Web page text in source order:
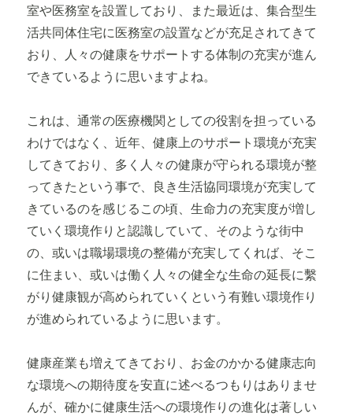
室や医務室を設置しており、また最近は、集合型生
活共同体住宅に医務室の設置などが充足されてきて
おり、人々の健康をサポートする体制の充実が進ん
できているように思いますよね。
これは、通常の医療機関としての役割を担っている
わけではなく、近年、健康上のサポート環境が充実
してきており、多く人々の健康が守られる環境が整
ってきたという事で、良き生活協同環境が充実して
きているのを感じるこの頃、生命力の充実度が増し
ていく環境作りと認識していて、そのような街中
の、或いは職場環境の整備が充実してくれば、そこ
に住まい、或いは働く人々の健全な生命の延長に繫
がり健康観が高められていくという有難い環境作り
が進められているように思います。
健康産業も増えてきており、お金のかかる健康志向
な環境への期待度を安直に述べるつもりはありませ
んが、確かに健康生活への環境作りの進化は著しい